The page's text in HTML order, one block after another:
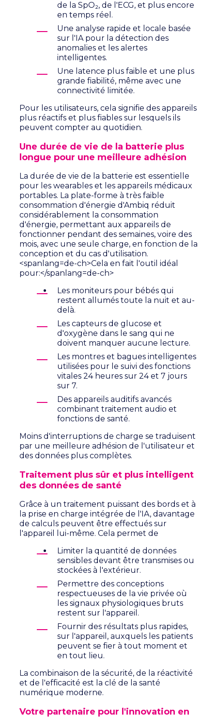
de la SpO₂, de l'ECG, et plus encore
en temps réel.
Une analyse rapide et locale basée
sur l'IA pour la détection des
anomalies et les alertes
intelligentes.
Une latence plus faible et une plus
grande fiabilité, même avec une
connectivité limitée.
Pour les utilisateurs, cela signifie des appareils
plus réactifs et plus fiables sur lesquels ils
peuvent compter au quotidien.
Une durée de vie de la batterie plus
longue pour une meilleure adhésion
La durée de vie de la batterie est essentielle
pour les wearables et les appareils médicaux
portables. La plate-forme à très faible
consommation d'énergie d'Ambiq réduit
considérablement la consommation
d'énergie, permettant aux appareils de
fonctionner pendant des semaines, voire des
mois, avec une seule charge, en fonction de la
conception et du cas d'utilisation.
<spanlang=de-ch>Cela en fait l'outil idéal
pour:</spanlang=de-ch>
Les moniteurs pour bébés qui
restent allumés toute la nuit et au-
delà.
Les capteurs de glucose et
d'oxygène dans le sang qui ne
doivent manquer aucune lecture.
Les montres et bagues intelligentes
utilisées pour le suivi des fonctions
vitales 24 heures sur 24 et 7 jours
sur 7.
Des appareils auditifs avancés
combinant traitement audio et
fonctions de santé.
Moins d'interruptions de charge se traduisent
par une meilleure adhésion de l'utilisateur et
des données plus complètes.
Traitement plus sûr et plus intelligent
des données de santé
Grâce à un traitement puissant des bords et à
la prise en charge intégrée de l'IA, davantage
de calculs peuvent être effectués sur
l'appareil lui-même. Cela permet de
Limiter la quantité de données
sensibles devant être transmises ou
stockées à l'extérieur.
Permettre des conceptions
respectueuses de la vie privée où
les signaux physiologiques bruts
restent sur l'appareil.
Fournir des résultats plus rapides,
sur l'appareil, auxquels les patients
peuvent se fier à tout moment et
en tout lieu.
La combinaison de la sécurité, de la réactivité
et de l'efficacité est la clé de la santé
numérique moderne.
Votre partenaire pour l'innovation en